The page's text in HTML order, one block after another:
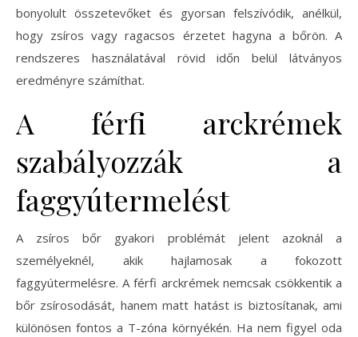
bonyolult összetevőket és gyorsan felszívódik, anélkül,
hogy zsíros vagy ragacsos érzetet hagyna a bőrön. A
rendszeres használatával rövid időn belül látványos
eredményre számíthat.
A férfi arckrémek
szabályozzák a
faggyútermelést
A zsíros bőr gyakori problémát jelent azoknál a
személyeknél, akik hajlamosak a fokozott
faggyútermelésre. A férfi arckrémek nemcsak csökkentik a
bőr zsírosodását, hanem matt hatást is biztosítanak, ami
különösen fontos a T-zóna környékén. Ha nem figyel oda